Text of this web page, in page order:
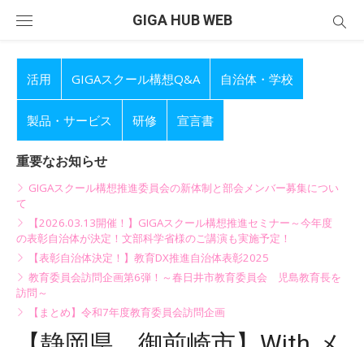
GIGA HUB WEB
活用 GIGAスクール構想Q&A 自治体・学校
製品・サービス 研修 宣言書
重要なお知らせ
GIGAスクール構想推進委員会の新体制と部会メンバー募集につい
て
【2026.03.13開催！】GIGAスクール構想推進セミナー～今年度
の表彰自治体が決定！文部科学省様のご講演も実施予定！
【表彰自治体決定！】教育DX推進自治体表彰2025
教育委員会訪問企画第6弾！～春日井市教育委員会 児島教育長を
訪問～
【まとめ】令和7年度教育委員会訪問企画